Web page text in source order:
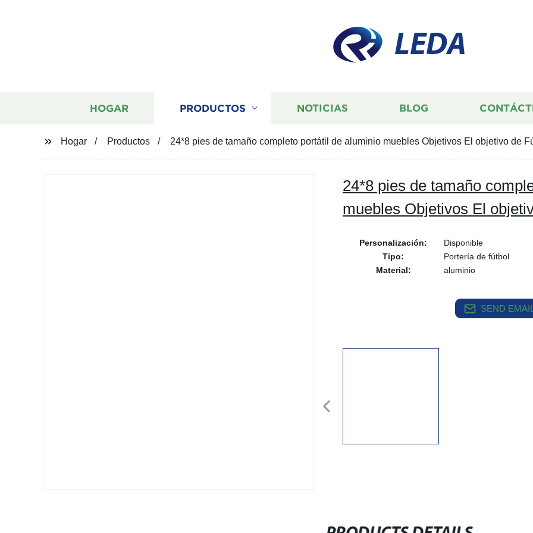
LEDA
HOGAR PRODUCTOS NOTICIAS BLOG
Hogar Productos 24*8 pies de tamaño completo portátil de aluminio muebles Objetivos El objetivo de
24*8 pies de tamaño
muebles Objetivos El
Personalización:
Disponible
Tipo:
Portería de fútbol
Material:
aluminio
SEND